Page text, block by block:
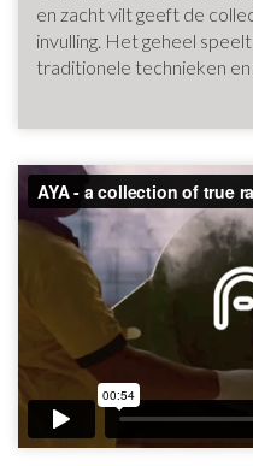
en zacht vilt geeft de
invulling. Het geheel
traditionele technieken